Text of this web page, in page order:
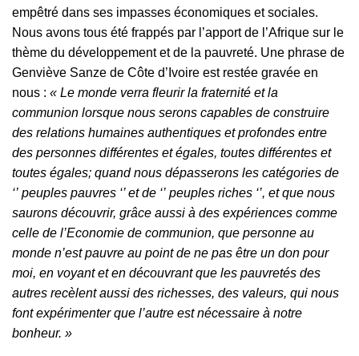
empêtré dans ses impasses économiques et sociales.
Nous avons tous été frappés par l’apport de l’Afrique sur le
thème du développement et de la pauvreté. Une phrase de
Genviève Sanze de Côte d’Ivoire est restée gravée en
nous : « Le monde verra fleurir la fraternité et la
communion lorsque nous serons capables de construire
des relations humaines authentiques et profondes entre
des personnes différentes et égales, toutes différentes et
toutes égales; quand nous dépasserons les catégories de
‘’ peuples pauvres ‘’ et de ‘’ peuples riches ‘’, et que nous
saurons découvrir, grâce aussi à des expériences comme
celle de l’Economie de communion, que personne au
monde n’est pauvre au point de ne pas être un don pour
moi, en voyant et en découvrant que les pauvretés des
autres recèlent aussi des richesses, des valeurs, qui nous
font expérimenter que l’autre est nécessaire à notre
bonheur. »